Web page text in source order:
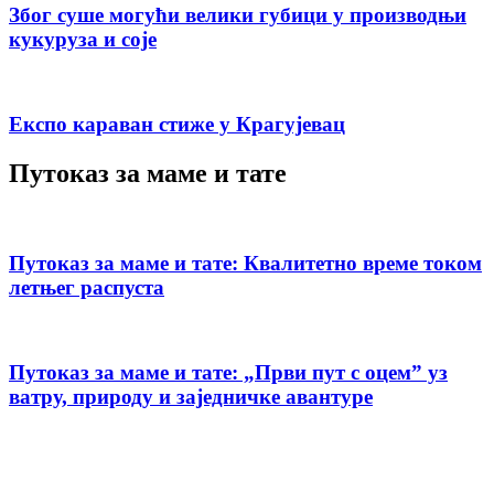
Због суше могући велики губици у производњи
кукуруза и соје
Експо караван стиже у Крагујевац
Путоказ за маме и тате
Путоказ за маме и тате: Квалитетно време током
летњег распуста
Путоказ за маме и тате: „Први пут с оцемˮ уз
ватру, природу и заједничке авантуре